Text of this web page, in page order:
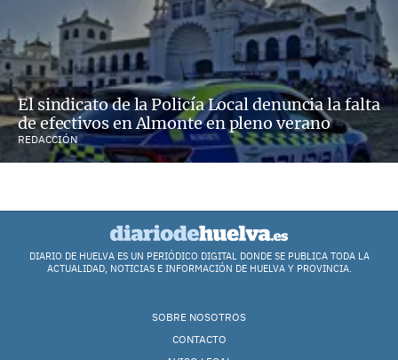
El sindicato de la Policía Local denuncia la falta
de efectivos en Almonte en pleno verano
REDACCIÓN
DIARIO DE HUELVA ES UN PERIÓDICO DIGITAL DONDE SE PUBLICA TODA LA
ACTUALIDAD, NOTICIAS E INFORMACIÓN DE HUELVA Y PROVINCIA.
SOBRE NOSOTROS
CONTACTO